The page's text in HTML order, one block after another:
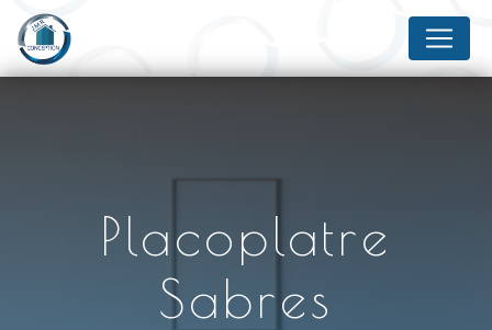
placoplatre
Sabres
Panneau de gestion des cookies